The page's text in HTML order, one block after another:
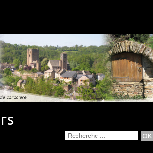
caractère
Une nature riche
- Au Cœur de l'Aveyron -